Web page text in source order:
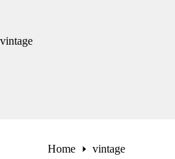
vintage
Home vintage